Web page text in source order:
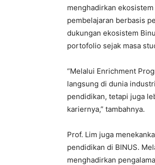
menghadirkan
pembelajaran berbasis
dukungan ekosistem
portofolio sejak masa
“Melalui Enrichment
langsung di dunia
pendidikan, tetapi juga
kariernya,” tambahnya.
Prof. Lim juga
pendidikan di BINUS.
menghadirkan